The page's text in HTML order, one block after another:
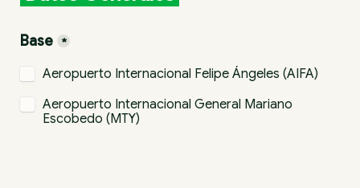
Base *
Aeropuerto Internacional Felipe Ángeles (AIFA)
Aeropuerto Internacional General Mariano
Escobedo (MTY)